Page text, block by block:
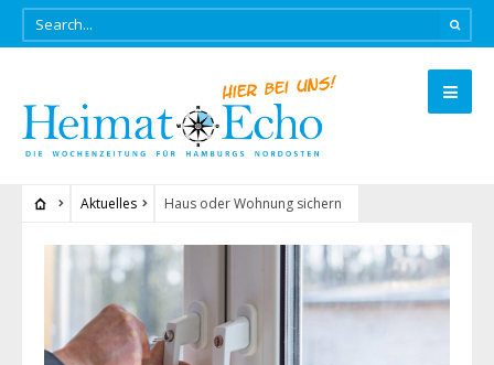
Aktuelles Haus oder Wohnung sichern